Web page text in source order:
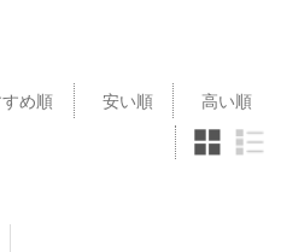
め順 安い順 高い順